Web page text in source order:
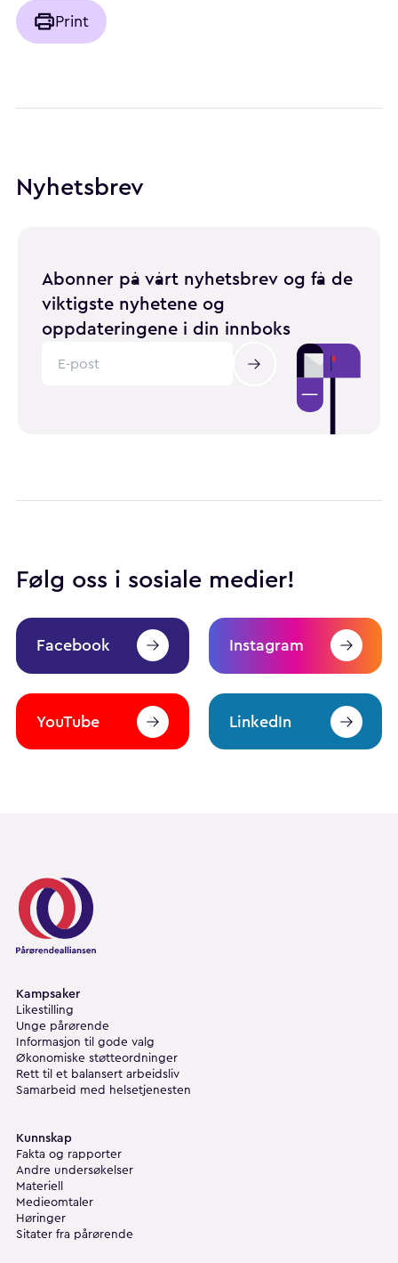
Print
Nyhetsbrev
Abonner på vårt nyhetsbrev og få de
viktigste nyhetene og
oppdateringene i din innboks
Følg oss i sosiale medier!
Facebook Instagram
YouTube LinkedIn
Pårørendealliansen
Kampsaker
Likestilling
Unge pårørende
Informasjon til gode valg
Økonomiske støtteordninger
Rett til et balansert arbeidsliv
Samarbeid med helsetjenesten
Kunnskap
Fakta og rapporter
Andre undersøkelser
Materiell
Medieomtaler
Høringer
Sitater fra pårørende